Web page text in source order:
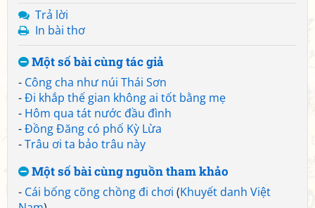
Trả lời
In bài thơ
Một số bài cùng tác giả
- Công cha như núi Thái Sơn
-Đi khắp thế gian không ai tốt bằng mẹ
- Hôm qua tát nước đầu đình
-Đồng Đăng có phố Kỳ Lừa
-Trâu ơi ta bảo trâu này
Một số bài cùng nguồn tham khảo
- Cái bống cõng chồng đi chơi (Khuyết danh Việt